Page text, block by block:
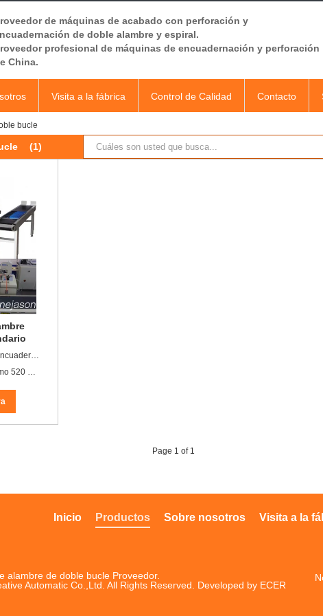
de máquinas de acabado con perforación y
de doble alambre y espiral.
profesional de máquinas de encuadernación y perforación
China.
Visita a la fábrica Control de Calidad Contacto
bucle
(1)
Solicitud:Se utiliza principalmente para encuadernación con alambre de calendario.
Tamaño:Borde de encuadernación máximo 520 mm
Page 1 of 1
Visita a la
Sobre nosotros
Productos
Inicio
alambre de doble bucle Proveedor.
Automatic Co.,Ltd. All Rights Reserved. Developed by ECER